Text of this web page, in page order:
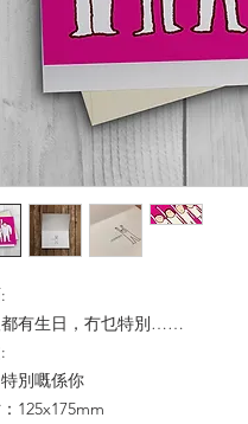
有生日，冇乜特別……
別嘅係你
125x175mm